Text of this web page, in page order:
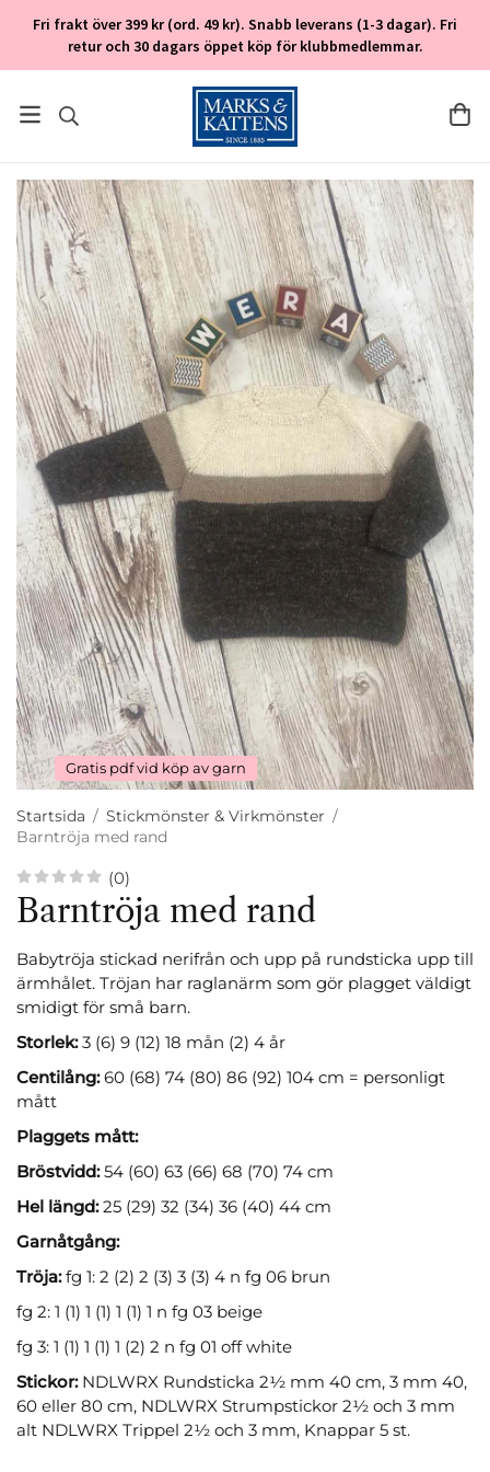
Fri frakt över 399 kr (ord. 49 kr). Snabb leverans (1-3 dagar). Fri
retur och 30 dagars öppet köp för klubbmedlemmar.
Gratis pdf vid köp av garn
Startsida / Stickmönster & Virkmönster /
Barntröja med rand
(0)
Barntröja med rand
Babytröja stickad nerifrån och upp på rundsticka upp till
ärmhålet. Tröjan har raglanärm som gör plagget väldigt
smidigt för små barn.
Storlek:3 (6) 9 (12) 18 mån (2) 4 år
Centilång:60 (68) 74 (80) 86 (92) 104 cm = personligt
mått
Plaggets mått:
Bröstvidd:54 (60) 63 (66) 68 (70) 74 cm
Hel längd:25 (29) 32 (34) 36 (40) 44 cm
Garnåtgång:
Tröja:fg 1: 2 (2) 2 (3) 3 (3) 4 n fg 06 brun
fg 2: 1 (1) 1 (1) 1 (1) 1 n fg 03 beige
fg 3: 1 (1) 1 (1) 1 (2) 2 n fg 01 off white
Stickor:NDLWRX Rundsticka 2½ mm 40 cm, 3 mm 40,
60 eller 80 cm, NDLWRX Strumpstickor 2½ och 3 mm
alt NDLWRX Trippel 2½ och 3 mm, Knappar 5 st.